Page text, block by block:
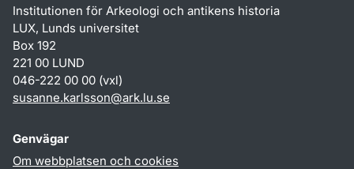
Institutionen för Arkeologi och antikens historia
LUX, Lunds universitet
Box 192
221 00 LUND
046-222 00 00 (vxl)
susanne.karlsson@ark.lu.se
Genvägar
Om webbplatsen och cookies